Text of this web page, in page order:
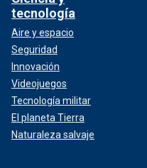
tecnología
Aire y espacio
Seguridad
Innovación
Videojuegos
Tecnología militar
El planeta Tierra
Naturaleza salvaje